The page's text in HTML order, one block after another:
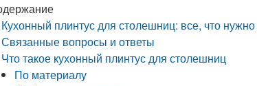
Кухонный плинтус для столешниц: все, что
Связанные вопросы и ответы
Что такое кухонный плинтус для столешниц
По материалу